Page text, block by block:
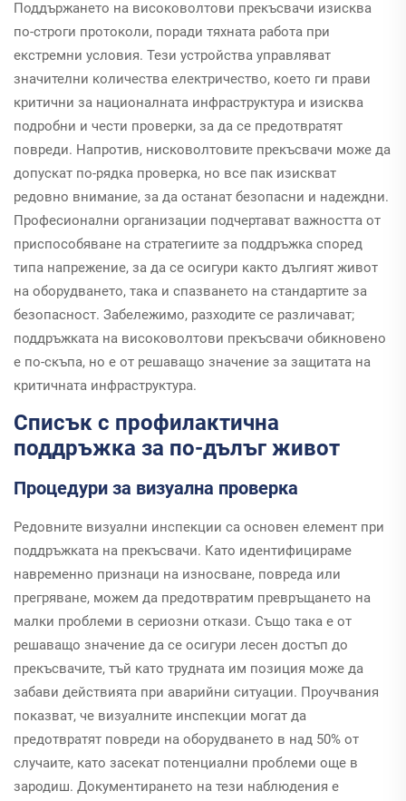
Поддържането на високоволтови прекъсвачи изисква
по-строги протоколи, поради тяхната работа при
екстремни условия. Тези устройства управляват
значителни количества електричество, което ги прави
критични за националната инфраструктура и изисква
подробни и чести проверки, за да се предотвратят
повреди. Напротив, нисковолтовите прекъсвачи може да
допускат по-рядка проверка, но все пак изискват
редовно внимание, за да останат безопасни и надеждни.
Професионални организации подчертават важността от
приспособяване на стратегиите за поддръжка според
типа напрежение, за да се осигури както дългият живот
на оборудването, така и спазването на стандартите за
безопасност. Забележимо, разходите се различават;
поддръжката на високоволтови прекъсвачи обикновено
е по-скъпа, но е от решаващо значение за защитата на
критичната инфраструктура.
Списък с профилактична
поддръжка за по-дълъг живот
Процедури за визуална проверка
Редовните визуални инспекции са основен елемент при
поддръжката на прекъсвачи. Като идентифицираме
навременно признаци на износване, повреда или
прегряване, можем да предотвратим превръщането на
малки проблеми в сериозни откази. Също така е от
решаващо значение да се осигури лесен достъп до
прекъсвачите, тъй като трудната им позиция може да
забави действията при аварийни ситуации. Проучвания
показват, че визуалните инспекции могат да
предотвратят повреди на оборудването в над 50% от
случаите, като засекат потенциални проблеми още в
зародиш. Документирането на тези наблюдения е